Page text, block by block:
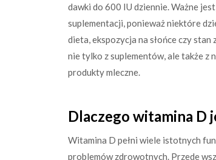
dawki do 600 IU dziennie. Ważne
suplementacji, ponieważ niektóre
dieta, ekspozycja na słońce czy
nie tylko z suplementów, ale także z
produkty mleczne.
Dlaczego witamina D
Witamina D pełni wiele istotnych
problemów zdrowotnych. Przede